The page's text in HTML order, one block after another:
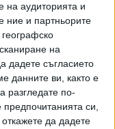
на аудиторията и
и партньорите
на
дадете съгласието
данните ви, както е
разгледате по-
си,
да дадете
сълзи